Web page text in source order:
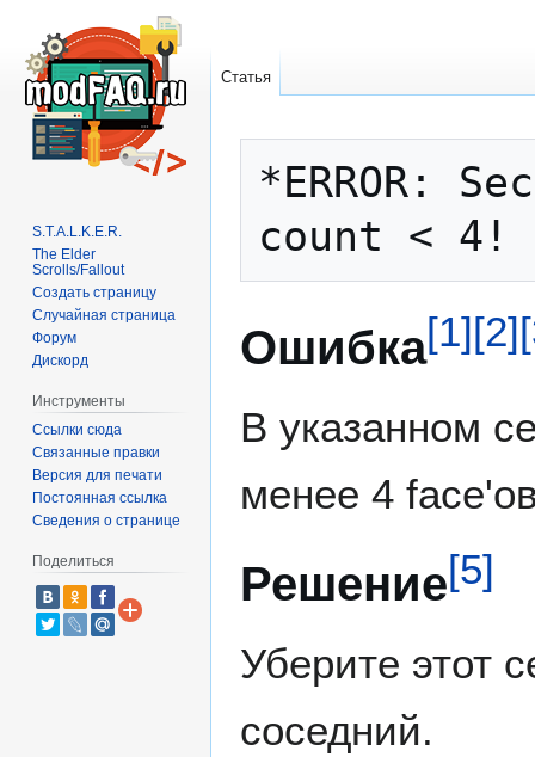
навигации
поиску
*ERROR:
Ошибка[1][2][
В указанном
менее 4
Решение[5]
Уберите этот
соседний.
Статья
S.T.A.L.K.E.R.
The Elder
Scrolls/Fallout
Создать страницу
Случайная страница
Форум
Дискорд
Инструменты
Ссылки сюда
Связанные правки
Версия для печати
Постоянная ссылка
Сведения о странице
Поделиться